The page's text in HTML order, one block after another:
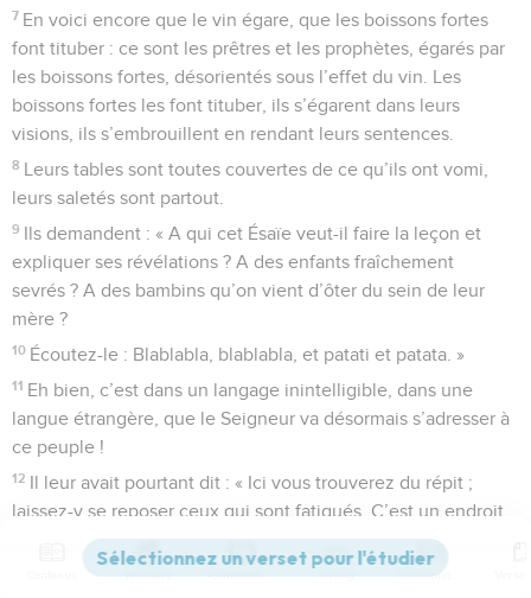
7 En voici encore que le vin égare, que les boissons fortes
font tituber : ce sont les prêtres et les prophètes, égarés par
les boissons fortes, désorientés sous l’effet du vin. Les
boissons fortes les font tituber, ils s’égarent dans leurs
visions, ils s’embrouillent en rendant leurs sentences.
8 Leurs tables sont toutes couvertes de ce qu’ils ont vomi,
leurs saletés sont partout.
9 Ils demandent : « A qui cet Ésaïe veut-il faire la leçon et
expliquer ses révélations ? A des enfants fraîchement
sevrés ? A des bambins qu’on vient d’ôter du sein de leur
mère ?
10 Écoutez-le : Blablabla, blablabla, et patati et patata. »
11 Eh bien, c’est dans un langage inintelligible, dans une
langue étrangère, que le Seigneur va désormais s’adresser à
ce peuple !
12 Il leur avait pourtant dit : « Ici vous trouverez du répit ;
laissez-y se reposer ceux qui sont fatigués. C’est un endroit
tranquille. » Mais ils n’ont rien voulu entendre.
Alors la parole du Seigneur sera pour eux aussi dénuée de
Versions Commentaires Strong